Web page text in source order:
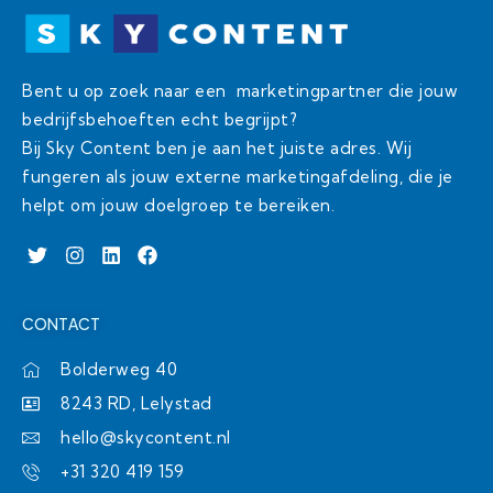
Bent u op zoek naar een marketingpartner die jouw
bedrijfsbehoeften echt begrijpt?
Bij Sky Content ben je aan het juiste adres. Wij
fungeren als jouw externe marketingafdeling, die je
helpt om jouw doelgroep te bereiken.
T
w
t
r
I
n
a
r
m
L
i
i
F
a
o
k
CONTACT
Bolderweg 40
8243 RD, Lelystad
hello@skycontent.nl
+31 320 419 159